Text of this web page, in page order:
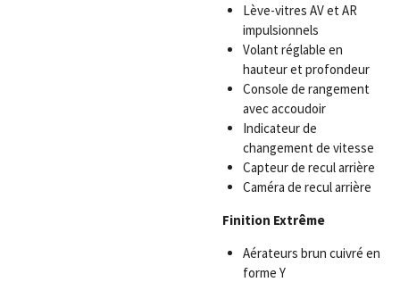
Lève-vitres AV et AR
impulsionnels
Volant réglable en
hauteur et profondeur
Console de rangement
avec accoudoir
Indicateur de
changement de vitesse
Capteur de recul arrière
Caméra de recul arrière
Finition Extrême
Aérateurs brun cuivré en
forme Y